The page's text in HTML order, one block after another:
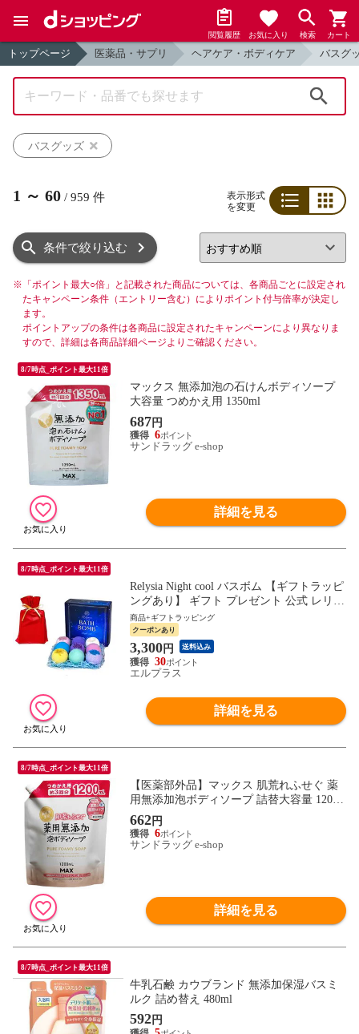
閲覧履歴 お気に入り 検索 カート
トップページ 医薬品・サプリ ヘアケア・ボディケア バスグ
バスグッズ
1 ～ 60 / 959 件
表示形式
を変更
条件で絞り込む
※ 「ポイント最大○倍」と記載された商品については、各商品ごとに設定され
たキャンペーン条件（エントリー含む）によりポイント付与倍率が決定し
ます。
ポイントアップの条件は各商品に設定されたキャンペーンにより異なりま
すので、詳細は各商品詳細ページよりご確認ください。
8/7時点_ポイント最大11倍
マックス 無添加泡の石けんボディソープ
大容量 つめかえ用 1350ml
687円
6
サンドラッグ e-shop
詳細を見る
8/7時点_ポイント最大11倍
Relysia Night cool バスボム 【ギフトラッピ
ングあり】 ギフト プレゼント 公式 レリシ
ア 〈入浴剤〉 プレゼント bm2 女性 誕生日
誕生日プレゼント ギフトセット 母 クール
成分 メントール 冷感 ひんやり 暑さ対策
熱中症対策 夏バテ 疲労 清涼
商品+ギフトラッピング
クーポンあり
3,300円 送料込み
30
エルプラス
詳細を見る
8/7時点_ポイント最大11倍
【医薬部外品】マックス 肌荒れふせぐ 薬
用無添加泡ボディソープ 詰替大容量 1200
ml
662円
6
サンドラッグ e-shop
詳細を見る
8/7時点_ポイント最大11倍
牛乳石鹸 カウブランド 無添加保湿バスミ
ルク 詰め替え 480ml
592円